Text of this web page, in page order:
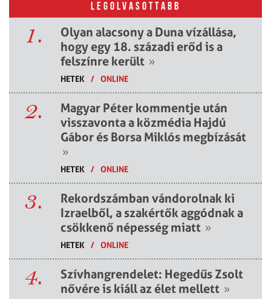
LEGOLVASOTTABB
1.
Olyan alacsony a Duna vízállása,
hogy egy 18. századi erőd is a
felszínre került »
HETEK / ONLINE
2.
Magyar Péter kommentje után
visszavonta a közmédia Hajdú
Gábor és Borsa Miklós megbízását
»
HETEK / ONLINE
3.
Rekordszámban vándorolnak ki
Izraelből, a szakértők aggódnak a
csökkenő népesség miatt »
HETEK / ONLINE
4.
Szívhangrendelet: Hegedűs Zsolt
nővére is kiáll az élet mellett »